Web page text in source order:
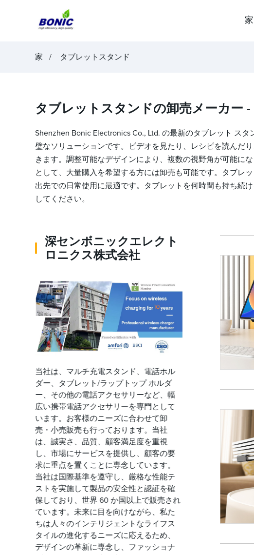
家
家 タブレットスタンド
タブレットスタンドの卸売メーカー
Shenzhen Bonic Electronics Co., Ltd. の最新のタブレット ス
璧なソリューションです。ビデオを見たり、レシピを読んだ
きます。調整可能なデザインにより、複数の視野角が可能に
として、大量購入を希望する方には卸売も可能です。タブレ
出先での日常使用に最適です。タブレットを何時間も持ち続
してください。
深センボニックエレクト
ロニクス株式会社
当社は、マルチ充電スタンド、電話ホル
ダー、タブレット/ラップトップ ホルダ
ー、その他の電話アクセサリーなど、幅
広い携帯電話アクセサリーを専門として
います。お客様のニーズに合わせて卸
売・小売販売も行っております。当社
は、誠実さ、品質、顧客満足度を重視
し、市場にサービスを提供し、顧客の要
求に重点を置くことに専念しています。
当社は国際基準を遵守し、厳格な性能テ
ストを実施して製品の安全性と認証を確
保しており、世界 60 か国以上で販売され
ています。未来に目を向けながら、私た
ちは人々のインテリジェントなライフス
タイルの進化するニーズに応えるため、
デザインの革新に専念し、ファッショナ